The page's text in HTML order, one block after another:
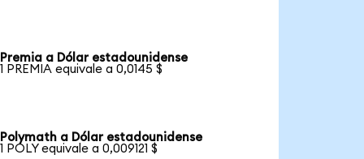
Premia a Dólar estadounidense
1 PREMIA equivale a 0,0145 $
Polymath a Dólar estadounidense
1 POLY equivale a 0,009121 $